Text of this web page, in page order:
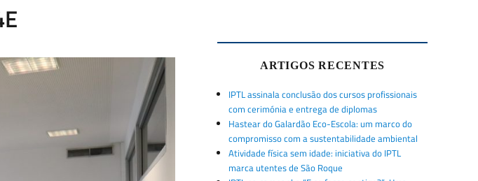
ARTIGOS RECENTES
IPTL assinala conclusão dos cursos profissionais
com cerimónia e entrega de diplomas
Hastear do Galardão Eco-Escola: um marco do
compromisso com a sustentabilidade ambiental
Atividade física sem idade: iniciativa do IPTL
marca utentes de São Roque